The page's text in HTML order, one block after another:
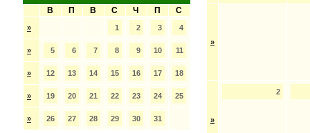
В
П В С Ч П С
» 1 2 3 4
» 5 6 7 8 9 10 11
» 12 13 14 15 16 17 18
» 19 20 21 22 23 24 25
» 26 27 28 29 30 31
»
»
2